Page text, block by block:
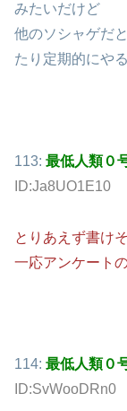
みたいだけど
他のソシャゲだ
たり定期的にや
113: 最低人類０
ID:Ja8UO1E10
とりあえず書け
一応アンケート
114: 最低人類０
ID:SvWooDRn0